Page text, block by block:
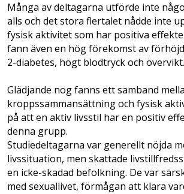
Många av deltagarna utförde inte
alls och det stora flertalet nådde inte
fysisk aktivitet som har positiva
fann även en hög förekomst av
2-diabetes, högt blodtryck och övervikt.
Glädjande nog fanns ett samband
kroppssammansättning och fysisk
på att en aktiv livsstil har en positiv
denna grupp.
Studiedeltagarna var generellt nöjda
livssituation, men skattade
en icke-skadad befolkning. De var
med sexuallivet, förmågan att klara